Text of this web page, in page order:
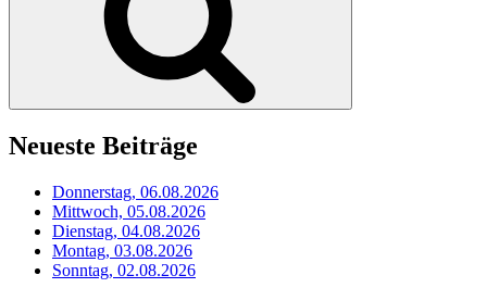
Neueste Beiträge
Donnerstag, 06.08.2026
Mittwoch, 05.08.2026
Dienstag, 04.08.2026
Montag, 03.08.2026
Sonntag, 02.08.2026